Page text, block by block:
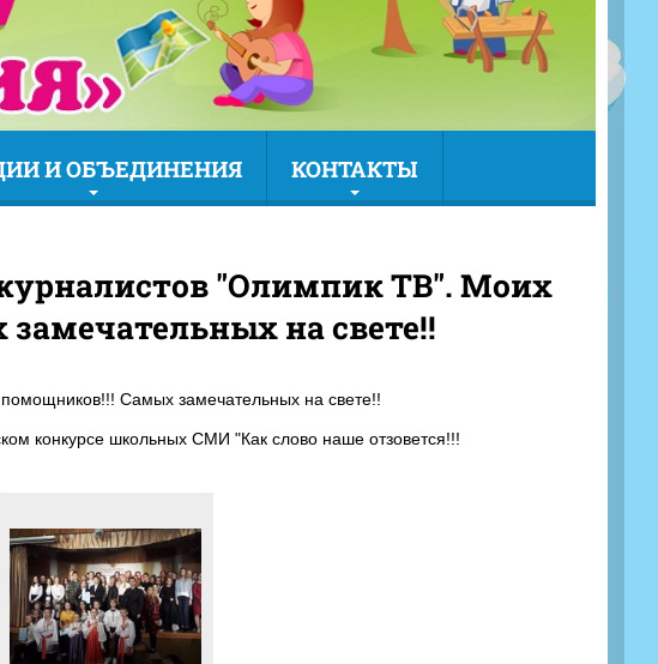
И ОБЪЕДИНЕНИЯ КОНТАКТЫ
"Олимпик ТВ". Моих
на свете!!
Самых замечательных на свете!!
конкурсе школьных СМИ "Как слово наше отзовется!!!